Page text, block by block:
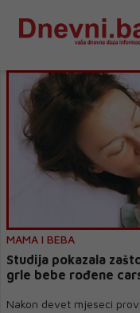
MAMA I BEBA
Studija pokazala
grle bebe rođene
Nakon devet mjeseci